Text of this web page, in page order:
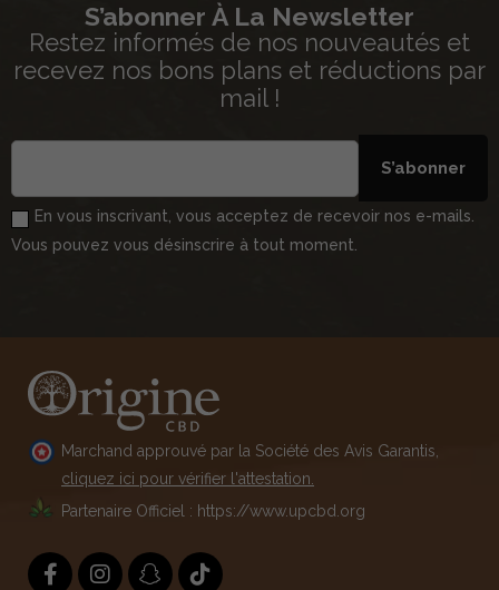
S’abonner À La Newsletter
Restez informés de nos nouveautés et
recevez nos bons plans et réductions par
mail !
S’abonner
En vous inscrivant, vous acceptez de recevoir nos e-mails.
Vous pouvez vous désinscrire à tout moment.
Marchand approuvé par la Société des Avis Garantis,
cliquez ici pour vérifier l'attestation.
Partenaire Officiel : https://www.upcbd.org